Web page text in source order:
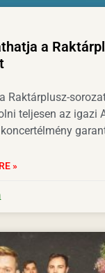
a
Raktárplusz-
teljesen az igazi
»